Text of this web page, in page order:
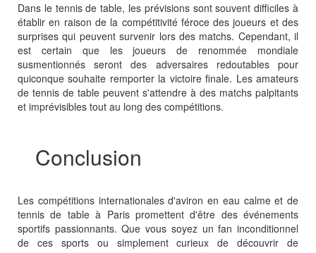
Dans le tennis de table, les prévisions sont souvent difficiles à
établir en raison de la compétitivité féroce des joueurs et des
surprises qui peuvent survenir lors des matchs. Cependant, il
est certain que les joueurs de renommée mondiale
susmentionnés seront des adversaires redoutables pour
quiconque souhaite remporter la victoire finale. Les amateurs
de tennis de table peuvent s'attendre à des matchs palpitants
et imprévisibles tout au long des compétitions.
Conclusion
Les compétitions internationales d'aviron en eau calme et de
tennis de table à Paris promettent d'être des événements
sportifs passionnants. Que vous soyez un fan inconditionnel
de ces sports ou simplement curieux de découvrir de